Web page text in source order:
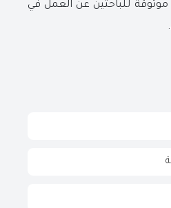
للباحثين عن العمل في